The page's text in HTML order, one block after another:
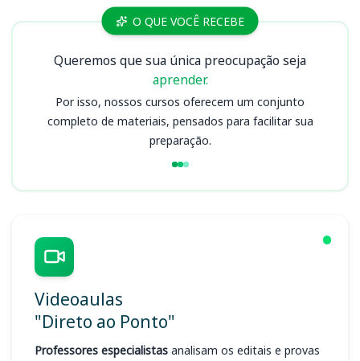
Cursos O QUE VOCÊ RECEBE
Queremos que sua única preocupação seja
aprender.
Por isso, nossos cursos oferecem um conjunto
completo de materiais, pensados para facilitar sua
preparação.
Videoaulas
"Direto ao Ponto"
Professores especialistas analisam os editais e provas